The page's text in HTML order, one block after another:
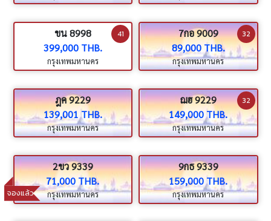
ขน 8998
399,000 THB.
กรุงเทพมหานคร
41
7กอ 9009
89,000 THB.
กรุงเทพมหานคร
32
ฎค 9229
139,001 THB.
กรุงเทพมหานคร
ฌฮ 9229
149,000 THB.
กรุงเทพมหานคร
32
จองแล้ว
2ขว 9339
71,000 THB.
กรุงเทพมหานคร
9กธ 9339
159,000 THB.
กรุงเทพมหานคร